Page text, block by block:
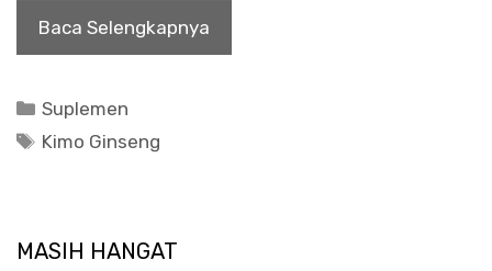
Baca Selengkapnya
Kategori
Suplemen
Tag
Kimo Ginseng
MASIH HANGAT